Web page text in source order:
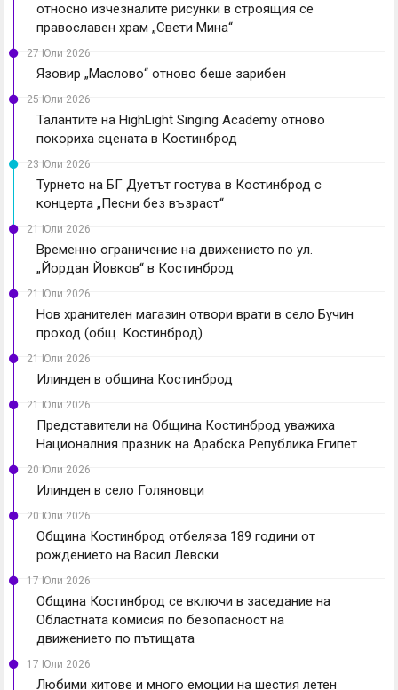
относно изчезналите рисунки в строящия се
православен храм „Свети Мина“
27 Юли 2026
Язовир „Маслово“ отново беше зарибен
25 Юли 2026
Талантите на HighLight Singing Academy отново
покориха сцената в Костинброд
23 Юли 2026
Турнето на БГ Дуетът гостува в Костинброд с
концерта „Песни без възраст“
21 Юли 2026
Временно ограничение на движението по ул.
„Йордан Йовков“ в Костинброд
21 Юли 2026
Нов хранителен магазин отвори врати в село Бучин
проход (общ. Костинброд)
21 Юли 2026
Илинден в община Костинброд
21 Юли 2026
Представители на Община Костинброд уважиха
Националния празник на Арабска Република Египет
20 Юли 2026
Илинден в село Голяновци
20 Юли 2026
Община Костинброд отбеляза 189 години от
рождението на Васил Левски
17 Юли 2026
Община Костинброд се включи в заседание на
Областната комисия по безопасност на
движението по пътищата
17 Юли 2026
Любими хитове и много емоции на шестия летен